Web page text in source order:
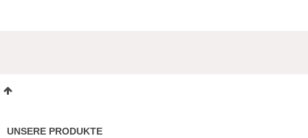
UNSERE PRODUKTE